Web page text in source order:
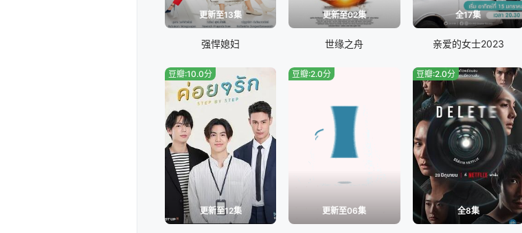
更新至13集
强悍媳妇
更新至02集
世缘之舟
全17集
亲爱的女士2023
更新至12集
豆瓣:10.0分
更新至06集
豆瓣:2.0分
全8集
豆瓣:2.0分